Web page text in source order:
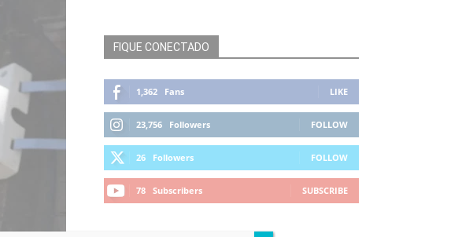
FIQUE CONECTADO
1,362 Fans LIKE
23,756 Followers FOLLOW
26 Followers FOLLOW
78 Subscribers SUBSCRIBE